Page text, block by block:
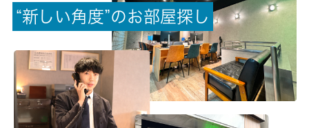
-/-
有/20000円
保険名/保険期間
-/2年
“新 し い角 度”のお部屋探 し